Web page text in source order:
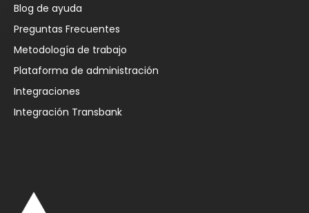
Blog de ayuda
Preguntas Frecuentes
Metodología de trabajo
Plataforma de administración
Integraciones
Integración Transbank